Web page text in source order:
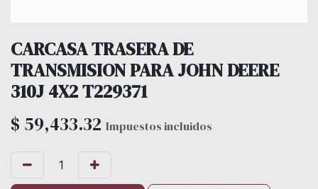
CARCASA TRASERA DE
TRANSMISION PARA JOHN DEERE
310J 4X2 T229371
$ 59,433.32 Impuestos incluidos